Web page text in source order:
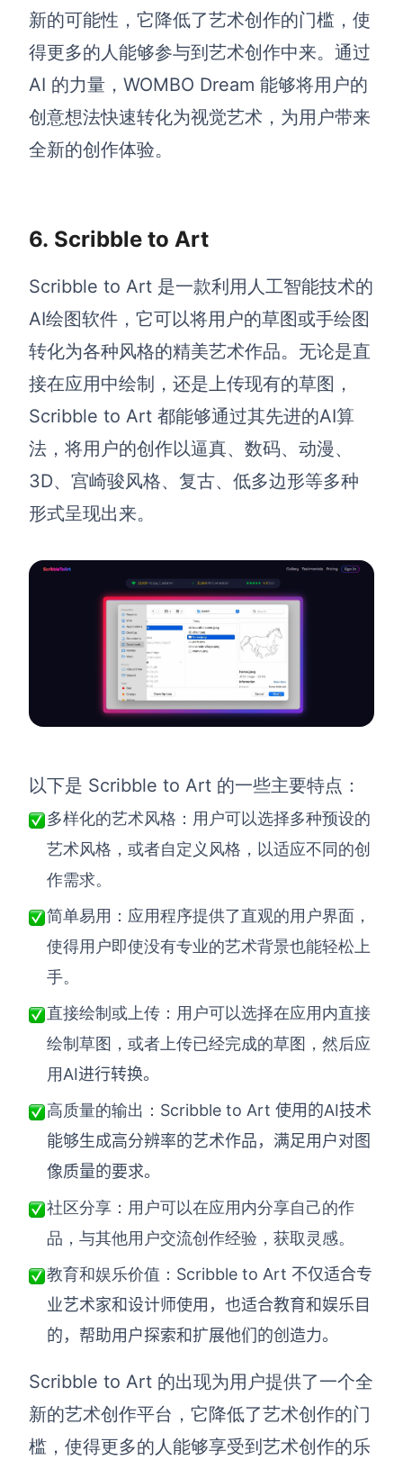
新的可能性，它降低了艺术创作的门槛，使
得更多的人能够参与到艺术创作中来。通过
AI 的力量，WOMBO Dream 能够将用户的
创意想法快速转化为视觉艺术，为用户带来
全新的创作体验。
6. Scribble to Art
Scribble to Art 是一款利用人工智能技术的
AI绘图软件，它可以将用户的草图或手绘图
转化为各种风格的精美艺术作品。无论是直
接在应用中绘制，还是上传现有的草图，
Scribble to Art 都能够通过其先进的AI算
法，将用户的创作以逼真、数码、动漫、
3D、宫崎骏风格、复古、低多边形等多种
形式呈现出来。
以下是 Scribble to Art 的一些主要特点：
多样化的艺术风格：用户可以选择多种预设的
艺术风格，或者自定义风格，以适应不同的创
作需求。
简单易用：应用程序提供了直观的用户界面，
使得用户即使没有专业的艺术背景也能轻松上
手。
直接绘制或上传：用户可以选择在应用内直接
绘制草图，或者上传已经完成的草图，然后应
用 AI进行转换。
高质量的输出： Scribble to Art 使用的AI技术
能够生成高分辨率的艺术作品，满足用户对图
像质量的要求。
社区分享：用户可以在应用内分享自己的作
品，与其他用户交流创作经验，获取灵感。
教育和娱乐价值： Scribble to Art 不仅适合专
业艺术家和设计师使用，也适合教育和娱乐目
的，帮助用户探索和扩展他们的创造力。
Scribble to Art 的出现为用户提供了一个全
新的艺术创作平台，它降低了艺术创作的门
槛，使得更多的人能够享受到艺术创作的乐